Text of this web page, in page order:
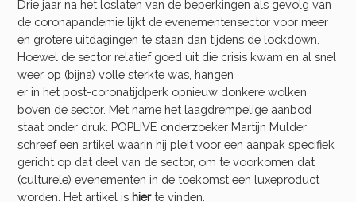
Drie jaar na het loslaten van de beperkingen als gevolg van
de coronapandemie lijkt de evenementensector voor meer
en grotere uitdagingen te staan dan tijdens de lockdown.
Hoewel de sector relatief goed uit die crisis kwam en al snel
weer op (bijna) volle sterkte was, hangen
er in het post-coronatijdperk opnieuw donkere wolken
boven de sector. Met name het laagdrempelige aanbod
staat onder druk. POPLIVE onderzoeker Martijn Mulder
schreef een artikel waarin hij pleit voor een aanpak specifiek
gericht op dat deel van de sector, om te voorkomen dat
(culturele) evenementen in de toekomst een luxeproduct
worden. Het artikel is hierte vinden.